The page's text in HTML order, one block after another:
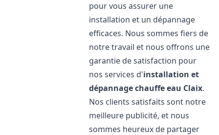
pour vous assurer une
installation et un dépannage
efficaces. Nous sommes fiers de
notre travail et nous offrons une
garantie de satisfaction pour
nos services d'installation et
dépannage chauffe eau Claix.
Nos clients satisfaits sont notre
meilleure publicité, et nous
sommes heureux de partager